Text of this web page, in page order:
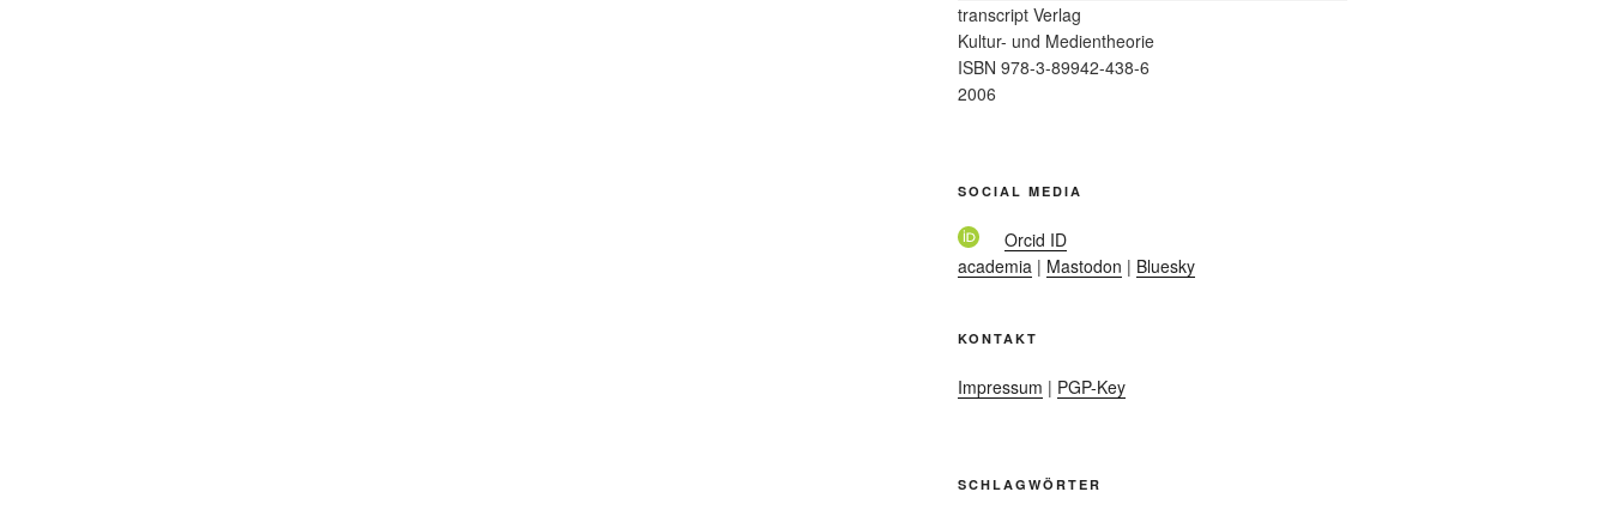
transcript Verlag
Kultur- und Medientheorie
ISBN 978-3-89942-438-6
2006
SOCIAL MEDIA
Orcid ID
academia | Mastodon | Bluesky
KONTAKT
Impressum | PGP-Key
SCHLAGWÖRTER